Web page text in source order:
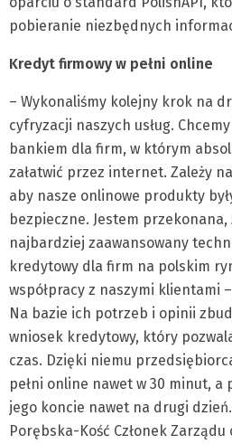
pobieranie niezbędnych
Kredyt firmowy w pełni online
– Wykonaliśmy kolejny krok na
cyfryzacji naszych usług.
bankiem dla firm, w którym
załatwić przez internet. Zależy
aby nasze onlinowe produkty
bezpieczne. Jestem przekonana,
najbardziej zaawansowany
kredytowy dla firm na polskim
współpracy z naszymi klientami
Na bazie ich potrzeb i opinii
wniosek kredytowy, który
czas. Dzięki niemu
pełni online nawet w 30 minut, a
jego koncie nawet na drugi
Porębska-Kość Członek